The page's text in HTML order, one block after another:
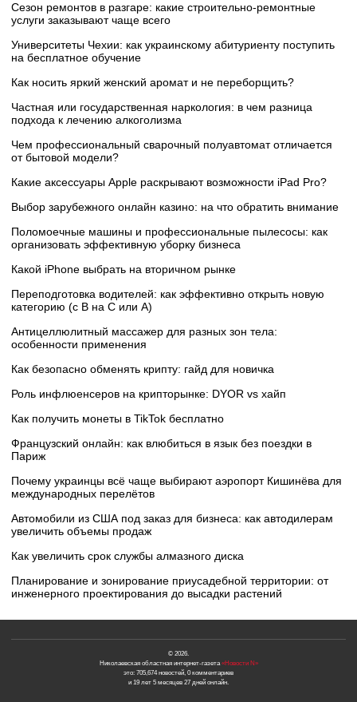
Сезон ремонтов в разгаре: какие строительно-ремонтные
услуги заказывают чаще всего
Университеты Чехии: как украинскому абитуриенту поступить
на бесплатное обучение
Как носить яркий женский аромат и не переборщить?
Частная или государственная наркология: в чем разница
подхода к лечению алкоголизма
Чем профессиональный сварочный полуавтомат отличается
от бытовой модели?
Какие аксессуары Apple раскрывают возможности iPad Pro?
Выбор зарубежного онлайн казино: на что обратить внимание
Поломоечные машины и профессиональные пылесосы: как
организовать эффективную уборку бизнеса
Какой iPhone выбрать на вторичном рынке
Переподготовка водителей: как эффективно открыть новую
категорию (с B на C или А)
Антицеллюлитный массажер для разных зон тела:
особенности применения
Как безопасно обменять крипту: гайд для новичка
Роль инфлюенсеров на крипторынке: DYOR vs хайп
Как получить монеты в TikTok бесплатно
Французский онлайн: как влюбиться в язык без поездки в
Париж
Почему украинцы всё чаще выбирают аэропорт Кишинёва для
международных перелётов
Автомобили из США под заказ для бизнеса: как автодилерам
увеличить объемы продаж
Как увеличить срок службы алмазного диска
Планирование и зонирование приусадебной территории: от
инженерного проектирования до высадки растений
© 2026.
Николаевская областная интернет-газета«Новости N»
это: 705,674 новостей, 0 комментариев
и 19 лет 5 месяцев 27 дней онлайн.